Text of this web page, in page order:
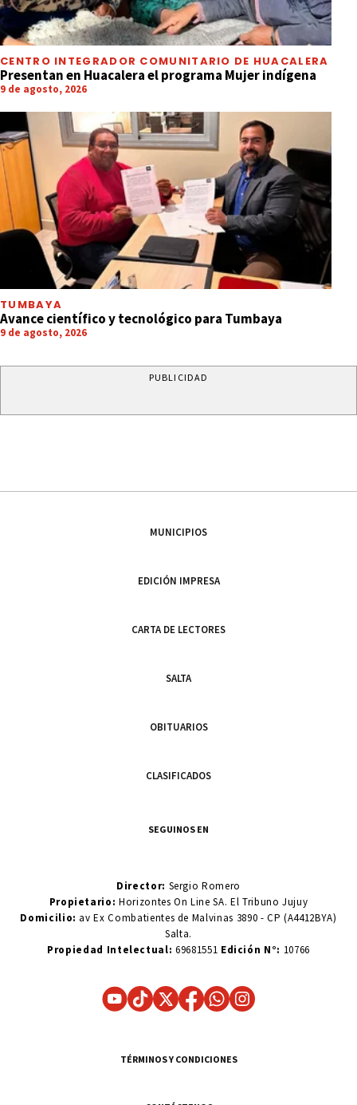
CENTRO INTEGRADOR COMUNITARIO DE HUACALERA
Presentan en Huacalera el programa Mujer indígena
9 de agosto, 2026
TUMBAYA
Avance científico y tecnológico para Tumbaya
9 de agosto, 2026
PUBLICIDAD
MUNICIPIOS
EDICIÓN IMPRESA
CARTA DE LECTORES
SALTA
OBITUARIOS
CLASIFICADOS
SEGUINOS EN
Director: Sergio Romero
Propietario:Horizontes On Line SA. El Tribuno Jujuy
Domicilio: av Ex Combatientes de Malvinas 3890 - CP (A4412BYA)
Salta.
Propiedad Intelectual: 69681551 Edición N°: 10766
TÉRMINOS Y CONDICIONES